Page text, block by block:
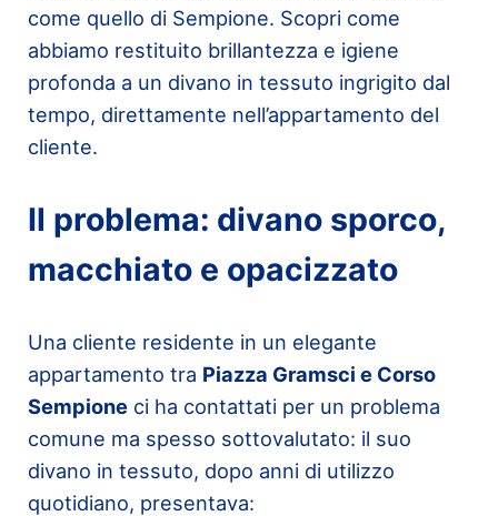
come quello di Sempione. Scopri come
abbiamo restituito brillantezza e igiene
profonda a un divano in tessuto ingrigito dal
tempo, direttamente nell’appartamento del
cliente.
Il problema: divano sporco,
macchiato e opacizzato
Una cliente residente in un elegante
appartamento tra Piazza Gramsci e Corso
Sempioneci ha contattati per un problema
comune ma spesso sottovalutato: il suo
divano in tessuto, dopo anni di utilizzo
quotidiano, presentava: